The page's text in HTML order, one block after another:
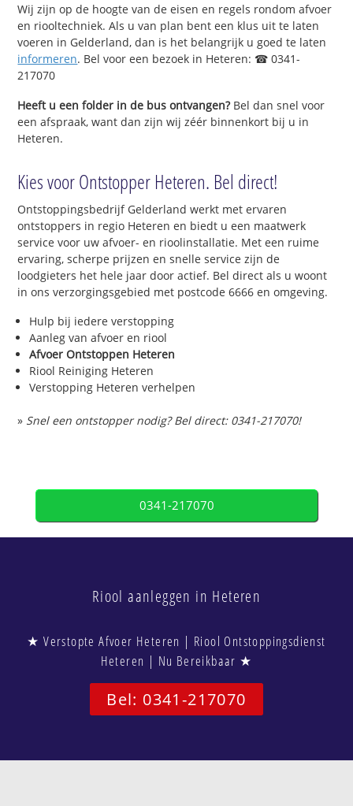
Wij zijn op de hoogte van de eisen en regels rondom afvoer
en riooltechniek. Als u van plan bent een klus uit te laten
voeren in Gelderland, dan is het belangrijk u goed te laten
informeren. Bel voor een bezoek in Heteren: ☎ 0341-
217070
Heeft u een folder in de bus ontvangen?Bel dan snel voor
een afspraak, want dan zijn wij zéér binnenkort bij u in
Heteren.
Kies voor Ontstopper Heteren. Bel direct!
Ontstoppingsbedrijf Gelderland werkt met ervaren
ontstoppers in regio Heteren en biedt u een maatwerk
service voor uw afvoer- en rioolinstallatie. Met een ruime
ervaring, scherpe prijzen en snelle service zijn de
loodgieters het hele jaar door actief. Bel direct als u woont
in ons verzorgingsgebied met postcode 6666 en omgeving.
Hulp bij iedere verstopping
Aanleg van afvoer en riool
Afvoer Ontstoppen Heteren
Riool Reiniging Heteren
Verstopping Heteren verhelpen
» Snel een ontstopper nodig? Bel direct: 0341-217070!
0341-217070
Riool aanleggen in Heteren
★ Verstopte Afvoer Heteren | Riool Ontstoppingsdienst
Heteren | Nu Bereikbaar ★
Bel: 0341-217070